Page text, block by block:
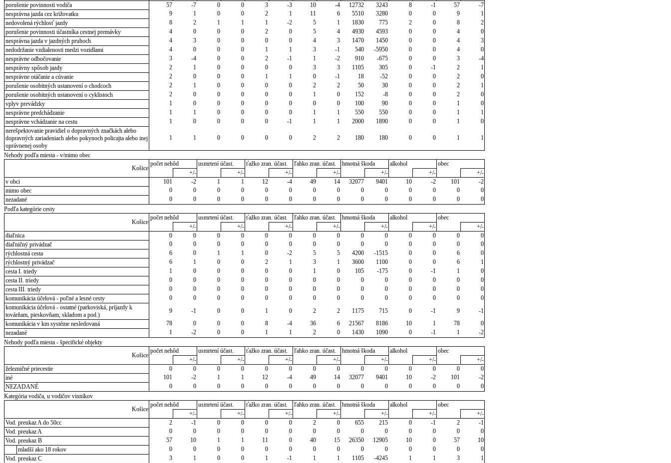
porušenie povinnosti vodiča
57 -7 0 0 3 -3 10 -4 12732 3243 8 -1 57
-7
nesprávna jazda cez križovatku
9 1 0 0 2 1 11 6 5510 3280 0 0 9
1
nedovolená rýchlosť jazdy
8 2 1 1 1 -2 5 1 1830 775 2 0 8
2
porušenie povinnosti účastníka cestnej premávky
4 0 0 0 2 0 5 4 4930 4593 0 0 4
0
nesprávna jazda v jazdných pruhoch
4 3 0 0 0 0 4 3 1470 1450 0 0 4
3
nedodržanie vzdialenosti medzi vozidlami
4 0 0 0 1 1 3 -1 540 -5950 0 0 4
0
nesprávne odbočovanie
3 -4 0 0 2 -1 1 -2 910 -675 0 0 3
-4
nesprávny spôsob jazdy
2 1 0 0 0 0 3 3 1105 305 0 -1 2
1
nesprávne otáčanie a cúvanie
2 0 0 0 1 1 0 -1 18 -52 0 0 2
0
porušenie osobitných ustanovení o chodcoch
2 1 0 0 0 0 2 2 50 30 0 0 2
1
porušenie osobitných ustanovení o cyklistoch
2 0 0 0 0 0 1 0 152 -8 0 0 2
0
vplyv prevádzky
1 0 0 0 0 0 0 0 100 90 0 0 1
0
nesprávne predchádzanie
1 1 0 0 0 0 1 1 550 550 0 0 1
1
nesprávne vchádzanie na cestu
1 0 0 0 0 -1 1 1 2000 1890 0 0 1
0
nerešpektovanie pravidiel o dopravných značkách alebo
dopravných zariadeniach alebo pokynoch policajta alebo inej
oprávnenej osoby
1 1 0 0 0 0 2 2 180 180 0 0 1 1
Nehody podľa miesta - v/mimo obec
Košice
počet nehôd usmrtení účast. ťažko zran. účast. ľahko zran. účast. hmotná škoda alkohol
obec
+/-
+/- +/- +/- +/- +/-
+/-
v obci
101 -2 1 1 12 -4 49 14 32077 9401 10 -2 101
-2
mimo obec
0 0 0 0 0 0 0 0 0 0 0 0 0
0
nezadané
0 0 0 0 0 0 0 0 0 0 0 0 0
0
Podľa kategórie cesty
Košice
počet nehôd usmrtení účast. ťažko zran. účast. ľahko zran. účast. hmotná škoda alkohol
obec
+/-
+/- +/- +/- +/- +/-
+/-
diaľnica
0 0 0 0 0 0 0 0 0 0 0 0 0
0
diaľničný privádzač
0 0 0 0 0 0 0 0 0 0 0 0 0
0
rýchlostná cesta
6 0 1 1 0 -2 5 5 4200 -1515 0 0 6
0
rýchlostný privádzač
6 1 0 0 2 1 3 1 3600 1100 0 0 6
1
cesta I. triedy
1 0 0 0 0 0 1 0 105 -175 0 -1 1
0
cesta II. triedy
0 0 0 0 0 0 0 0 0 0 0 0 0
0
cesta III. triedy
0 0 0 0 0 0 0 0 0 0 0 0 0
0
komunikácia účelová - poľné a lesné cesty
0 0 0 0 0 0 0 0 0 0 0 0 0
0
komunikácia účelová - ostatné (parkoviská, príjazdy k
továrňam, pieskovňam, skladom a pod.)
9 -1 0 0 1 0 2 2 1175 715 0 -1 9
-1
komunikácia v km systéme nesledovaná
78 0 0 0 8 -4 36 6 21567 8186 10 1 78
0
nezadané
1 -2 0 0 1 1 2 0 1430 1090 0 -1 1
-2
Nehody podľa miesta - špecifické objekty
Košice
počet nehôd usmrtení účast. ťažko zran. účast. ľahko zran. účast. hmotná škoda alkohol
obec
+/-
+/- +/- +/- +/- +/-
+/-
železničné priecestie
0 0 0 0 0 0 0 0 0 0 0 0 0
0
iné
101 -2 1 1 12 -4 49 14 32077 9401 10 -2 101
-2
NEZADANÉ
0 0 0 0 0 0 0 0 0 0 0 0 0
0
Kategória vodiča, u vodičov vinníkov
Košice
počet nehôd usmrtení účast. ťažko zran. účast. ľahko zran. účast. hmotná škoda alkohol
obec
+/-
+/- +/- +/- +/- +/-
+/-
Vod. preukaz A do 50cc
2 -1 0 0 0 0 2 0 655 215 0 -1 2
-1
Vod. preukaz A
0 0 0 0 0 0 0 0 0 0 0 0 0
0
Vod. preukaz B
57 10 1 1 11 0 40 15 26350 12905 10 0 57
10
mladší ako 18 rokov
0 0 0 0 0 0 0 0 0 0 0 0 0
0
Vod. preukaz C
3 1 0 0 1 -1 1 1 1105 -4245 1 1 3
1